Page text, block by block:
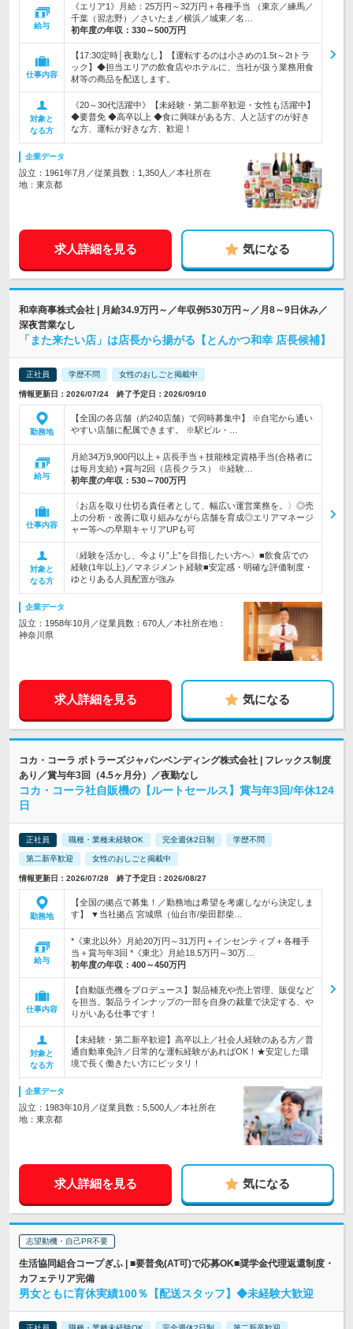
給与
《エリア1》月給：25万円～32万円＋各種手当 （東京／練馬／
千葉（習志野）／さいたま／横浜／城東／名…
初年度の年収： 330～500万円
仕事内容
【17:30定時│夜勤なし】【運転するのは小さめの1.5t～2tトラ
ック】◆担当エリアの飲食店やホテルに、当社が扱う業務用食
材等の商品を配送します。
対象と
なる方
《20～30代活躍中》【未経験・第二新卒歓迎・女性も活躍中】
◆要普免 ◆高卒以上 ◆食に興味がある方、人と話すのが好き
な方、運転が好きな方、歓迎！
企業データ
設立：1961年7月／従業員数：1,350人／本社所在
地：東京都
求人詳細を見る 気になる
和幸商事株式会社 | 月給34.9万円～／年収例530万円～／月8～9日休み／
深夜営業なし
「また来たい店」は店長から揚がる【とんかつ和幸 店長候補】
正社員 学歴不問 女性のおしごと掲載中
情報更新日：2026/07/24 終了予定日：2026/09/10
勤務地
【全国の各店舗（約240店舗）で同時募集中】 ※自宅から通い
やすい店舗に配属できます。 ※駅ビル・…
給与
月給34万9,900円以上＋店長手当＋技能検定資格手当(合格者に
は毎月支給) +賞与2回（店長クラス） ※経験…
初年度の年収： 530～700万円
仕事内容
〈お店を取り仕切る責任者として、幅広い運営業務を。〉◎売
上の分析・改善に取り組みながら店舗を育成◎エリアマネージ
ャー等への早期キャリアUPも可
対象と
なる方
〈経験を活かし、今より”上”を目指したい方へ〉■飲食店での
経験(1年以上)／マネジメント経験■安定感・明確な評価制度・
ゆとりある人員配置が強み
企業データ
設立：1958年10月／従業員数：670人／本社所在地：
神奈川県
求人詳細を見る 気になる
コカ・コーラ ボトラーズジャパンベンディング株式会社 | フレックス制度
あり／賞与年3回（4.5ヶ月分）／夜勤なし
コカ・コーラ社自販機の【ルートセールス】賞与年3回/年休124
日
正社員 職種・業種未経験OK 完全週休2日制 学歴不問
第二新卒歓迎 女性のおしごと掲載中
情報更新日：2026/07/28 終了予定日：2026/08/27
勤務地
【全国の拠点で募集！／勤務地は希望を考慮しながら決定しま
す】 ▼当社拠点 宮城県（仙台市/柴田郡柴…
給与
*《東北以外》月給20万円～31万円＋インセンティブ＋各種手
当＋賞与年3回 *《東北》月給18.5万円～30万…
初年度の年収： 400～450万円
仕事内容
【自動販売機をプロデュース】製品補充や売上管理、販促など
を担当。製品ラインナップの一部を自身の裁量で決定する、や
りがいある仕事です！
対象と
なる方
【未経験・第二新卒歓迎】高卒以上／社会人経験のある方／普
通自動車免許／日常的な運転経験があればOK！★安定した環
境で長く働きたい方にピッタリ！
企業データ
設立：1983年10月／従業員数：5,500人／本社所在
地：東京都
求人詳細を見る 気になる
志望動機・自己PR不要
生活協同組合コープぎふ | ■要普免(AT可)で応募OK■奨学金代理返還制度・
カフェテリア完備
男女ともに育休実績100％【配送スタッフ】◆未経験大歓迎